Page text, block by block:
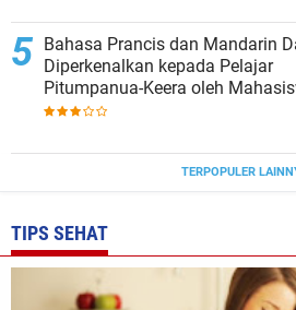
Bahasa Prancis dan Mandarin
Diperkenalkan kepada Pelajar
Pitumpanua-Keera oleh
Unhas di Wajo
TERPOPULER
TIPS SEHAT